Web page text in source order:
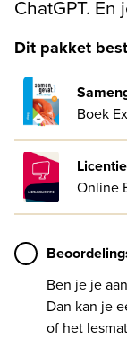
ChatGPT.
Dit pakket
Boek
Online
Ben je je
Dan kan je
of het